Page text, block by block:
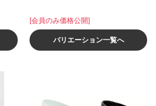
[会員のみ価格公開]
バリエーション一覧へ